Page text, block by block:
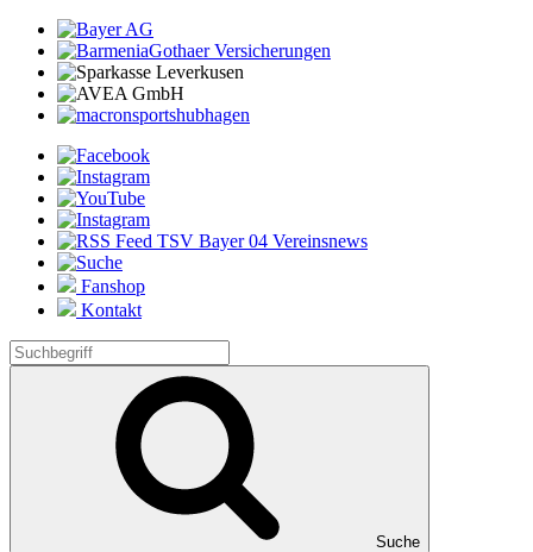
Fanshop
Kontakt
Suche